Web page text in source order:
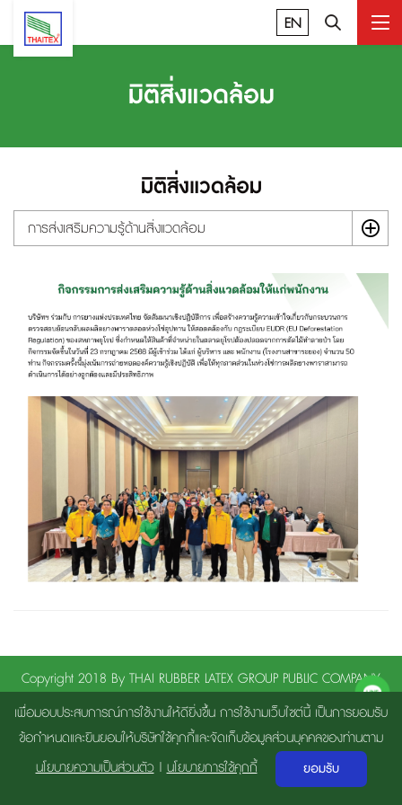
EN
มิติสิ่งแวดล้อม
มิติสิ่งแวดล้อม
การส่งเสริมความรู้ด้านสิ่งแวดล้อม
Copyright 2018 By THAI RUBBER LATEX GROUP PUBLIC COMPANY
LIMITED | By Gramick House
เพื่อมอบประสบการณ์การใช้งานให้ดียิ่งขึ้น การใช้งามเว็บไซต์นี้ เป็นการยอมรับ
ข้อกำหนดและยินยอมให้บริษัทใช้คุกกี้และจัดเก็บข้อมูลส่วนบุคคลของท่านตาม
นโยบายความเป็นส่วนตัว|นโยบายการใช้คุกกี้ ยอมรับ